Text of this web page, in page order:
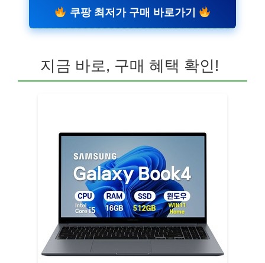
쿠팡 최저가 구매 바로가기
지금 바로, 구매 혜택 확인!